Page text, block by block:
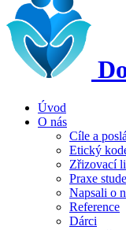
Úvod
O nás
Cíle a
Etický
Zřizovací
Praxe
Napsali o
Reference
Dárci